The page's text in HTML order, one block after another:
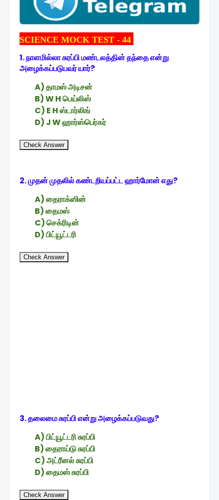
SCIENCE MOCK TEST - 44
1. நாளமில்லா சுரப்பி மண்டலத்தின் தந்தை என்று
அழைக்கப்படுபவர் யார்?
A) தாமஸ் அடிசன்
B) W H பெய்லிஸ்
C) E H ஸ்டார்லிங்
D) J W ஹார்ஸ்பெர்கர்
Check Answer
2. முதன் முதலில் கண்டறியப்பட்ட ஹார்மோன் எது?
A) தைராக்ஸின்
B) தைமஸ்
C) செக்ரிடின்
D) பிட்யூட்டரி
Check Answer
3. தலைமை சுரப்பி என்று அழைக்கப்படுவது?
A) பிட்யூட்டரி சுரப்பி
B) தைராய்டு சுரப்பி
C) அட்ரீனல் சுரப்பி
D) தைமஸ் சுரப்பி
Check Answer